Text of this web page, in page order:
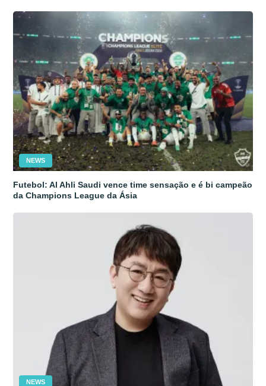
NEWS
Futebol: Al Ahli Saudi vence time sensação e é bi campeão
da Champions League da Ásia
NEWS